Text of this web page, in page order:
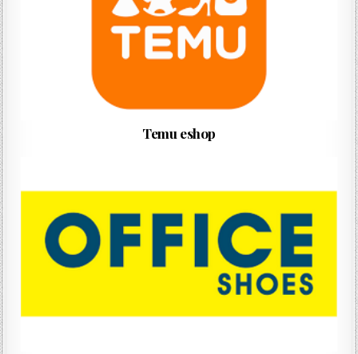
Temu eshop